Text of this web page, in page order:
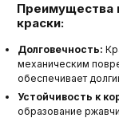
Преимущества
краски:
Долговечность:
механическим
обеспечивает
Устойчивость к
образование